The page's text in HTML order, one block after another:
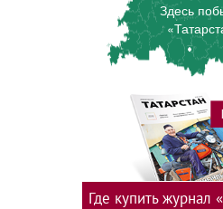
Здесь
Где купить журнал